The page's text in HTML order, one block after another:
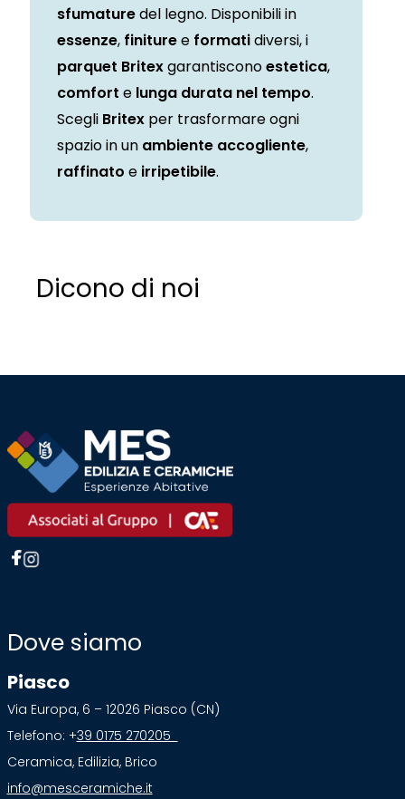
sfumaturedel legno. Disponibili in
essenze, finituree formatidiversi, i
parquet Britexgarantisconoestetica,
comfort e lunga durata nel tempo.
Scegli Britexper trasformare ogni
spazio in un ambiente accogliente,
raffinato e irripetibile.
Dicono di noi
Dove siamo
Piasco
Via Europa, 6 – 12026 Piasco (CN)
Telefono: +39 0175 270205
Ceramica, Edilizia, Brico
info@mesceramiche.it